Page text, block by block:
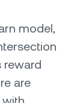
model,
reward
are